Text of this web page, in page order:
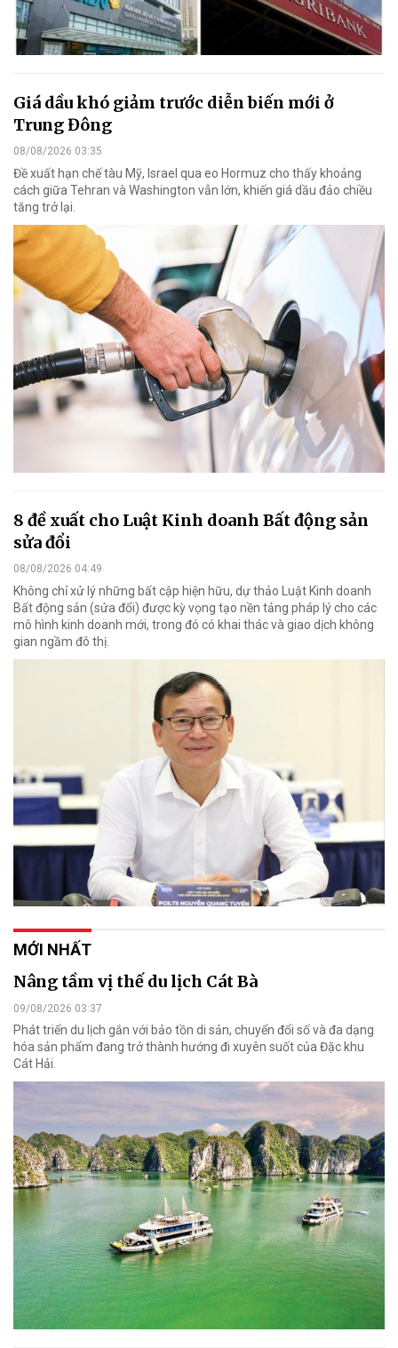
Giá dầu khó giảm trước diễn biến mới ở
Trung Đông
08/08/2026 03:35
Đề xuất hạn chế tàu Mỹ, Israel qua eo Hormuz cho thấy khoảng
cách giữa Tehran và Washington vẫn lớn, khiến giá dầu đảo chiều
tăng trở lại.
8 đề xuất cho Luật Kinh doanh Bất động sản
sửa đổi
08/08/2026 04:49
Không chỉ xử lý những bất cập hiện hữu, dự thảo Luật Kinh doanh
Bất động sản (sửa đổi) được kỳ vọng tạo nền tảng pháp lý cho các
mô hình kinh doanh mới, trong đó có khai thác và giao dịch không
gian ngầm đô thị.
MỚI NHẤT
Nâng tầm vị thế du lịch Cát Bà
09/08/2026 03:37
Phát triển du lịch gắn với bảo tồn di sản, chuyển đổi số và đa dạng
hóa sản phẩm đang trở thành hướng đi xuyên suốt của Đặc khu
Cát Hải.